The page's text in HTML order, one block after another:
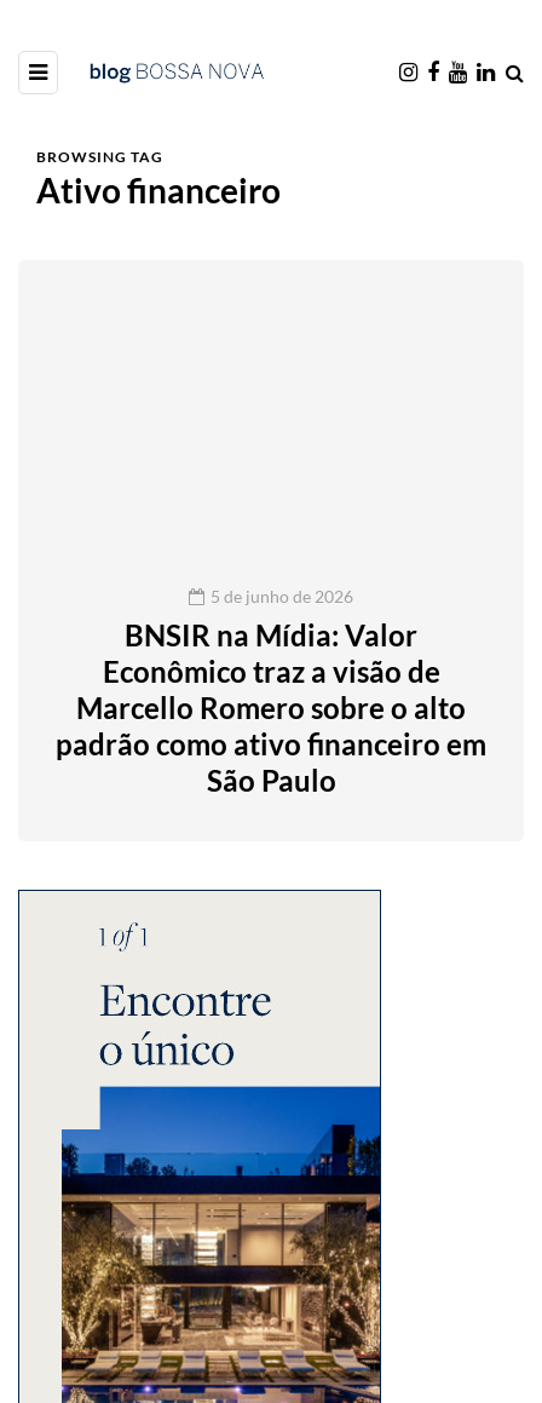
BROWSING TAG
Ativo financeiro
5 de junho de 2026
BNSIR na Mídia: Valor
Econômico traz a visão de
Marcello Romero sobre o alto
padrão como ativo financeiro em
São Paulo